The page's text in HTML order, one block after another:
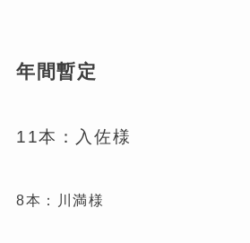
年間暫定
11本：入佐様
8本：川満様